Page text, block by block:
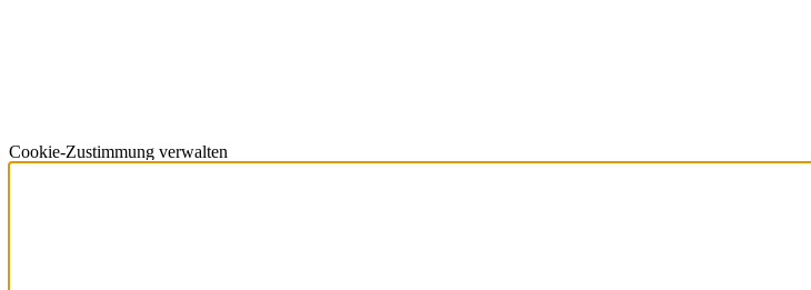
Cookie-Zustimmung verwalten